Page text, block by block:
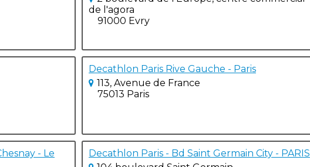
de l'agora
91000 Evry
Decathlon Paris Rive Gauche - Paris
113, Avenue de France
75013 Paris
- Le
Decathlon Paris - Bd Saint Germain City - PARIS